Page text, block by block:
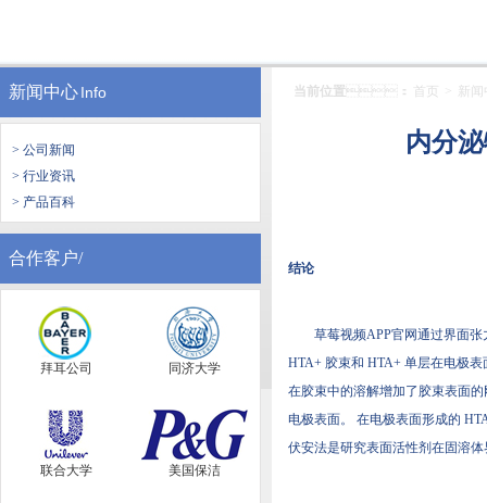
新闻中心Info
> 公司新闻
> 行业资讯
> 产品百科
合作客户/
拜耳公司 同济大学
联合大学 美国保洁
当前位置： 首页 > 新闻
内分泌
结论
草莓视频APP官网通过界面张
HTA+ 胶束和 HTA+ 单层在电极表
在胶束中的溶解增加了胶束表面的刚
电极表面。 在电极表面形成的
伏安法是研究表面活性剂在固溶体